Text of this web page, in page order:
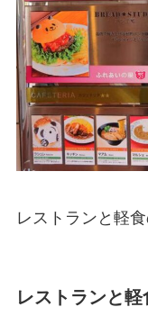
レストランと軽
レストランと軽